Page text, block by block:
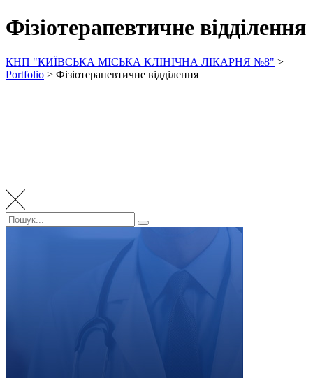
Фізіотерапевтичне відділення
КНП "КИЇВСЬКА МІСЬКА КЛІНІЧНА ЛІКАРНЯ №8" >
Portfolio > Фізіотерапевтичне відділення
Пошук:
Пошук